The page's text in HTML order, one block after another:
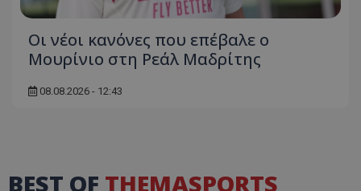
Οι νέοι κανόνες που επέβαλε ο
Μουρίνιο στη Ρεάλ Μαδρίτης
08.08.2026 - 12:43
BEST OF THEMASPORTS